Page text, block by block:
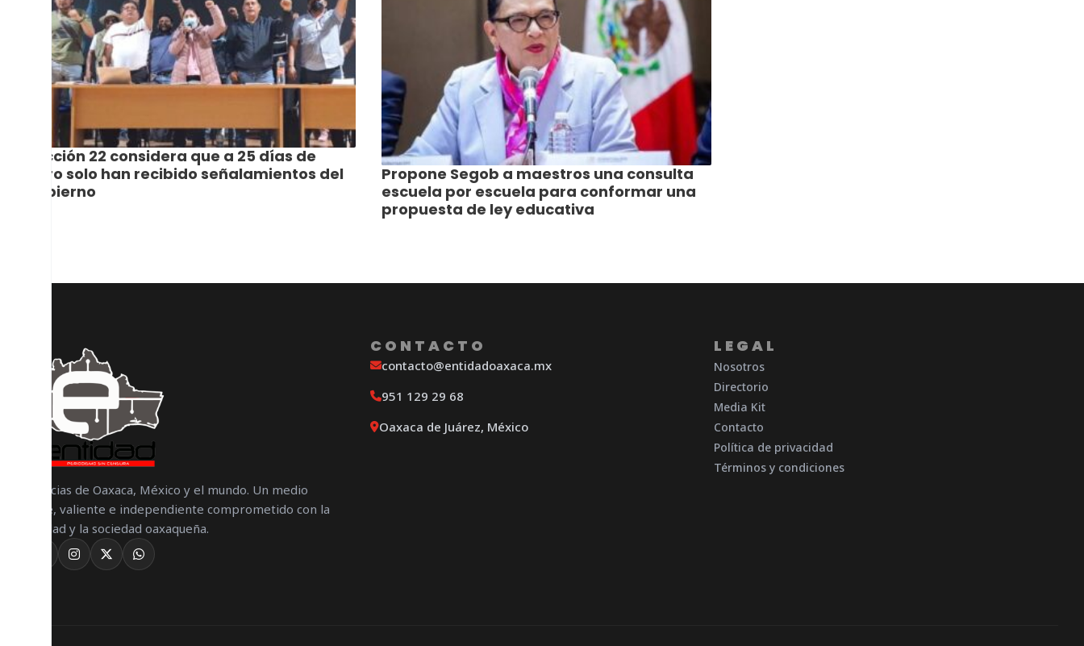
Sección 22 considera que a 25 días de
paro solo han recibido señalamientos del
gobierno
Propone Segob a maestros una consulta
escuela por escuela para conformar una
propuesta de ley educativa
Noticias de Oaxaca, México y el mundo. Un medio
libre, valiente e independiente comprometido con la
verdad y la sociedad oaxaqueña.
CONTACTO
contacto@entidadoaxaca.mx
951 129 29 68
Oaxaca de Juárez, México
LEGAL
Nosotros
Directorio
Media Kit
Contacto
Política de privacidad
Términos y condiciones